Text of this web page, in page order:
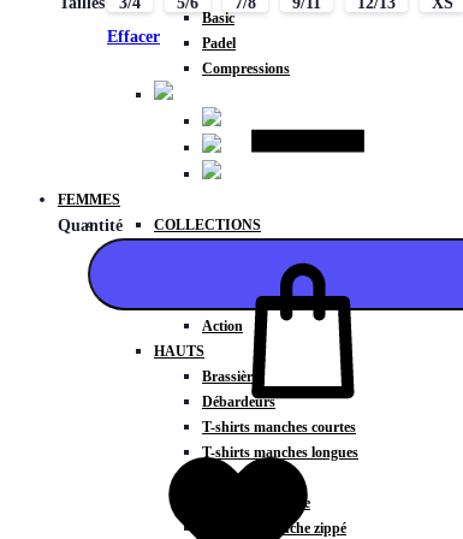
Basic
Padel
Compressions
FEMMES
COLLECTIONS
Action
HAUTS
Brassières
Débardeurs
T-shirts manches courtes
T-shirts manches longues
Sweat-shirts
Sweats à capuche
Sweats à capuche zippé
Effacer
Quantité